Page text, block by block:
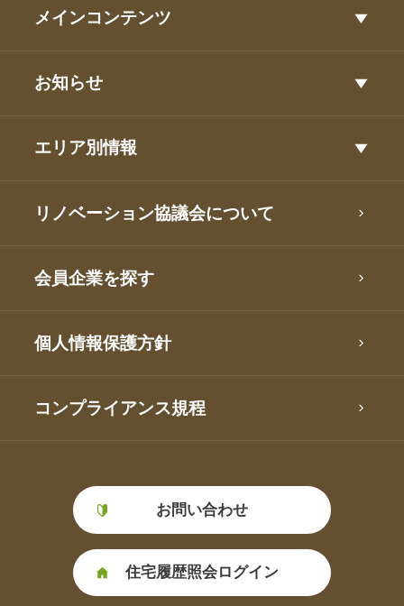
メインコンテンツ
お知らせ
エリア別情報
リノベーション協議会について
会員企業を探す
個人情報保護方針
コンプライアンス規程
お問い合わせ
住宅履歴照会ログイン